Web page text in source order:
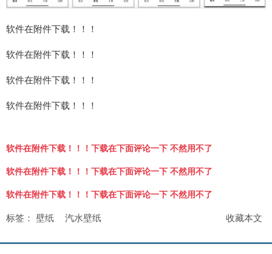
软件在附件下载！！！
软件在附件下载！！！
软件在附件下载！！！
软件在附件下载！！！
软件在附件下载！！！下载在下面评论一下 不然用不了
软件在附件下载！！！下载在下面评论一下 不然用不了
软件在附件下载！！！下载在下面评论一下 不然用不了
收藏本文
标签： 壁纸 汽水壁纸